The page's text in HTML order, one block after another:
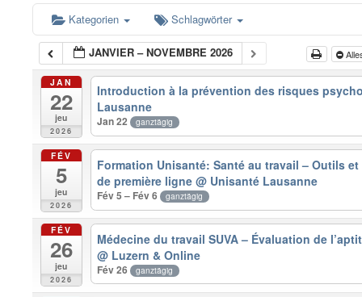
Kategorien Schlagwörter
JANVIER – NOVEMBRE 2026
JAN
22
jeu
2026
Introduction à la prévention des risques
Lausanne
Jan 22 ganztägig
FÉV
5
jeu
2026
Formation Unisanté: Santé au travail – Outils
de première ligne@ Unisanté Lausanne
Fév 5 – Fév 6 ganztägig
FÉV
26
jeu
2026
Médecine du travail SUVA – Évaluation de
@ Luzern & Online
Fév 26 ganztägig